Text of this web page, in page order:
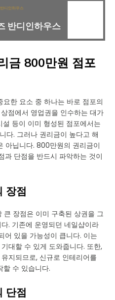
반디인하우스
금 800만원 점포
한 요소 중 하나는 바로 점포의
점에서 영업권을 인수하는 대가
등이 이미 형성된 점포에서는
다. 그러나 권리금이 높다고 해
아닙니다. 800만원의 권리금이
과 단점을 반드시 파악하는 것이
장점
큰 장점은 이미 구축된 상권을 그
. 기존에 운영되던 네일샵이라
어 있을 가능성이 큽니다. 이는
대할 수 있게 도와줍니다. 또한,
지되므로, 신규로 인테리어를
할 수 있습니다.
단점